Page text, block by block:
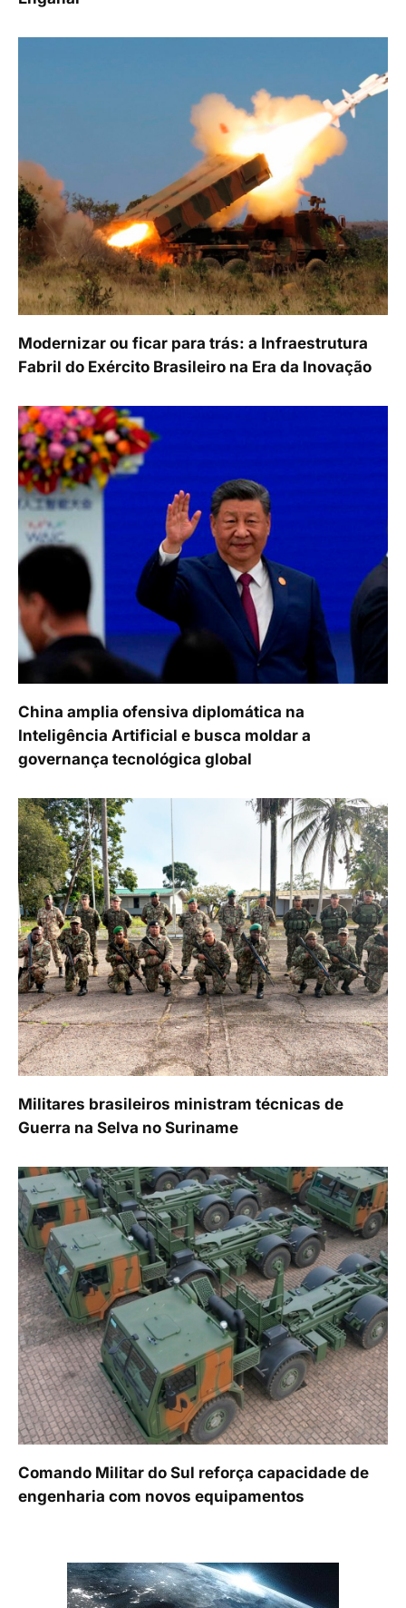
Modernizar ou ficar para trás: a Infraestrutura
Fabril do Exército Brasileiro na Era da Inovação
China amplia ofensiva diplomática na
Inteligência Artificial e busca moldar a
governança tecnológica global
Militares brasileiros ministram técnicas de
Guerra na Selva no Suriname
Comando Militar do Sul reforça capacidade de
engenharia com novos equipamentos